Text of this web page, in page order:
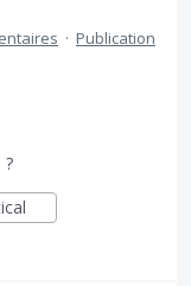
· Publication